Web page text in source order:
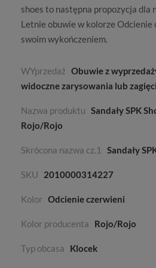
shoes to następna propozycja dla
Letnie obuwie w kolorze Odcienie
swoim wykończeniem.
WYprzedaż Obuwie z
widoczne zarysowania lub
Nazwa produktu Sandały SPK
Rojo/Rojo
Skrócona nazwa cz.1 Sandały
SKU 2010000314227
Kolor Odcienie czerwieni
Kolor producenta Rojo/Rojo
Typ obcasa Klocek